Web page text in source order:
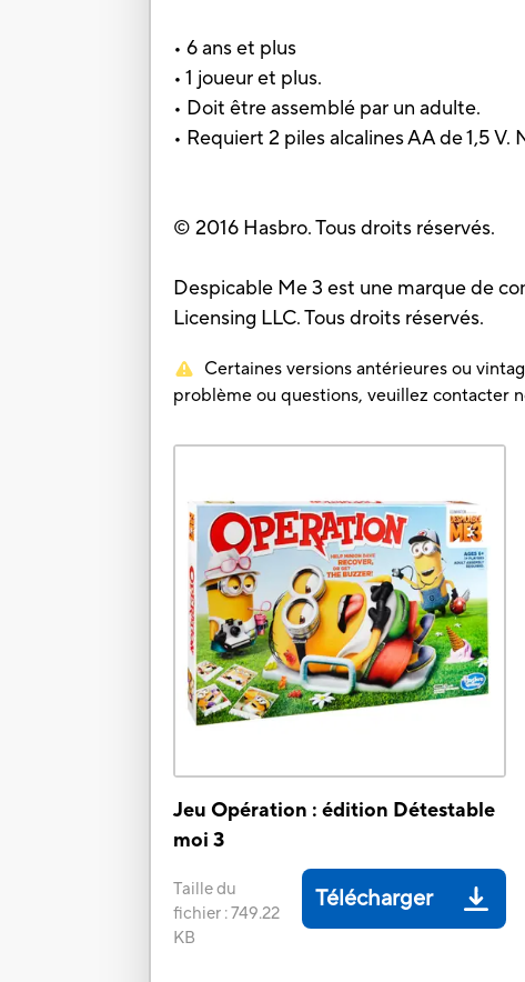
• 6 ans et plus
• 1 joueur et plus.
• Doit être assemblé par un adulte.
• Requiert 2 piles alcalines AA de 1,5 V.
© 2016 Hasbro. Tous droits réservés.
Despicable Me 3 est une marque de
Licensing LLC. Tous droits réservés.
Certaines versions antérieures ou
problème ou questions, veuillez contacter
Jeu Opération : édition Détestable
moi 3
Taille du
fichier :749.22
KB
Télécharger